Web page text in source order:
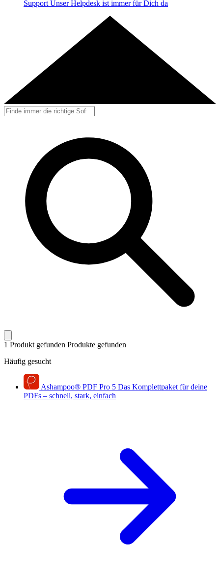
Support Unser Helpdesk ist immer für Dich da
1 Produkt gefunden Produkte gefunden
Häufig gesucht
Ashampoo® PDF Pro 5 Das Komplettpaket für deine
PDFs – schnell, stark, einfach